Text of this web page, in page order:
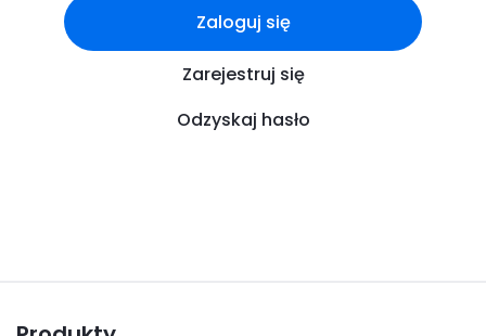
Zaloguj się
Zarejestruj się
Odzyskaj hasło